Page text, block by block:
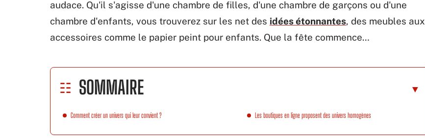
audace. Qu'il s'agisse d'une chambre de filles, d'une chambre de garçons ou d'une
chambre d'enfants, vous trouverez sur les net des idées étonnantes, des meubles aux
accessoires comme le papier peint pour enfants. Que la fête commence…
SOMMAIRE
Comment créer un univers qui leur convient ? Les boutiques en ligne proposent des univers homogènes